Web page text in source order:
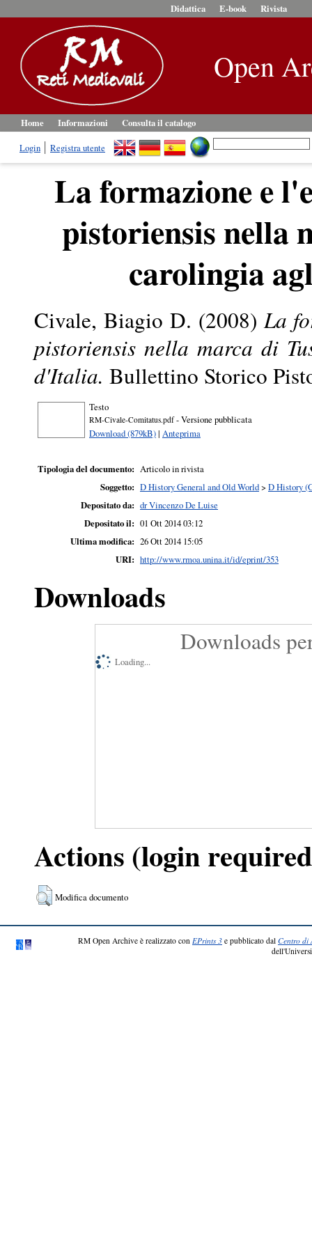
Didattica E-book Rivista
Open
Home Informazioni
Consulta il catalogo
Login
Registra utente
La formazione e
pistoriensis nella
carolingia
Civale, Biagio D. (2008)La
pistoriensis nella marca di
d'Italia. Bullettino Storico
Testo
RM-Civale-Comitatus.pdf- Versione pubblicata
Download (879kB)| Anteprima
Tipologia del documento: Articolo in rivista
Soggetto: D History General and Old World> D History
Depositato da: dr Vincenzo De Luise
Depositato il: 01 Ott 2014 03:12
Ultima modifica: 26 Ott 2014 15:05
URI: http://www.rmoa.unina.it/id/eprint/353
Downloads
Downloads
Loading...
Actions (login
Modifica documento
RM Open Archive è realizzato con EPrints 3 e pubblicato dal Centro di